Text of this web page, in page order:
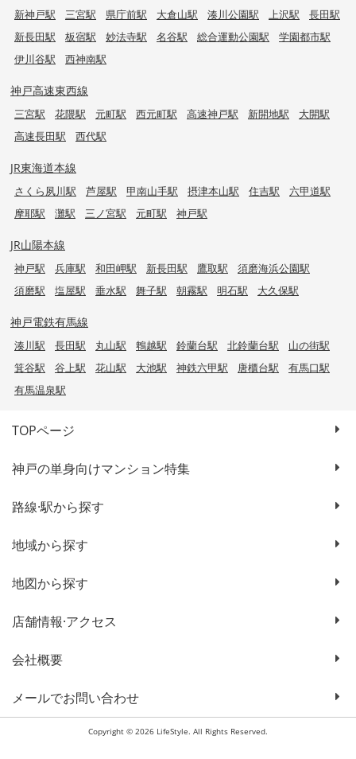
新神戸駅 三宮駅 県庁前駅 大倉山駅 湊川公園駅 上沢駅
長田駅
新長田駅
板宿駅 妙法寺駅 名谷駅 総合運動公園駅
学園都市駅
伊川谷駅
西神南駅
神戸高速東西線
三宮駅 花隈駅 元町駅 西元町駅 高速神戸駅 新開地駅
大開駅
高速長田駅
西代駅
JR東海道本線
さくら夙川駅 芦屋駅 甲南山手駅 摂津本山駅 住吉駅
六甲道駅
摩耶駅
灘駅 三ノ宮駅 元町駅 神戸駅
JR山陽本線
神戸駅 兵庫駅 和田岬駅 新長田駅 鷹取駅
須磨海浜公園駅
須磨駅
塩屋駅 垂水駅 舞子駅 朝霧駅 明石駅 大久保駅
神戸電鉄有馬線
湊川駅 長田駅 丸山駅 鵯越駅 鈴蘭台駅 北鈴蘭台駅
山の街駅
箕谷駅
谷上駅 花山駅 大池駅 神鉄六甲駅 唐櫃台駅
有馬口駅
有馬温泉駅
TOPページ
神戸の単身向けマンション特集
路線·駅から探す
地域から探す
地図から探す
店舗情報·アクセス
会社概要
メールでお問い合わせ
Copyright © 2026 LifeStyle. All Rights Reserved.